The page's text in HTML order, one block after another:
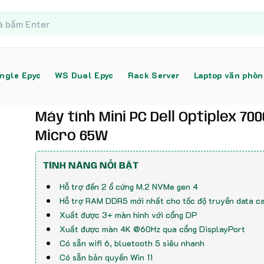
Epyc WS Dual Epyc Rack Server
Laptop văn
Máy tính Mini PC Dell Optiplex
Micro 65W
TÍNH NĂNG NỔI BẬT
Hỗ trợ đến 2 ổ cứng M.2 NVMe gen 4
Hỗ trợ RAM DDR5 mới nhất cho tốc độ truyền data
Xuất được 3+ màn hình với cổng DP
Xuất được màn 4K @60Hz qua cổng DisplayPort
Có sẵn wifi 6, bluetooth 5 siêu nhanh
Có sẵn bản quyền Win 11